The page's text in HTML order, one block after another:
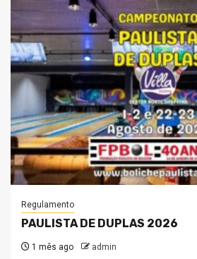
Regulamento
PAULISTA DE DUPLAS 2026
1 mês ago admin